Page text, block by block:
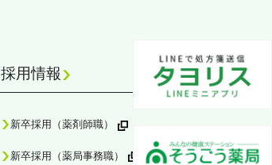
採用情報
新卒採用（薬剤師職）
新卒採用（薬局事務職）